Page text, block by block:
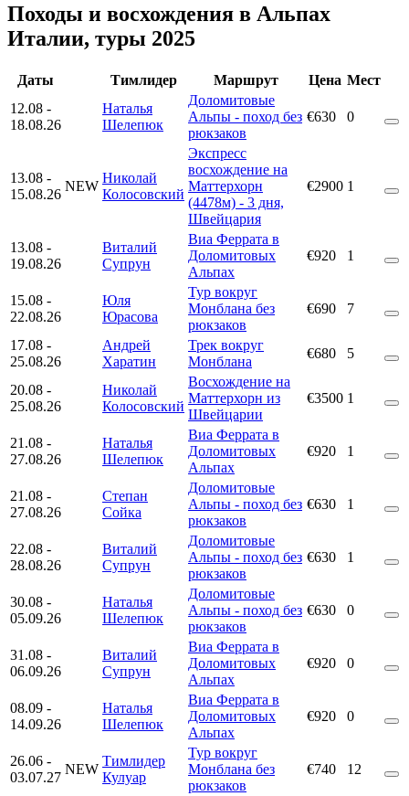
Походы и восхождения в Альпах
Италии, туры 2025
Даты Тимлидер Маршрут Цена Мест
12.08 -
18.08.26
Наталья
Шелепюк
Доломитовые
Альпы - поход без
рюкзаков
€630 0
13.08 -
15.08.26
NEW
Николай
Колосовский
Экспресс
восхождение на
Маттерхорн
(4478м) - 3 дня,
Швейцария
€2900 1
13.08 -
19.08.26
Виталий
Супрун
Виа Феррата в
Доломитовых
Альпах
€920 1
15.08 -
22.08.26
Юля
Юрасова
Тур вокруг
Монблана без
рюкзаков
€690 7
17.08 -
25.08.26
Андрей
Харатин
Трек вокруг
Монблана
€680 5
20.08 -
25.08.26
Николай
Колосовский
Восхождение на
Маттерхорн из
Швейцарии
€3500 1
21.08 -
27.08.26
Наталья
Шелепюк
Виа Феррата в
Доломитовых
Альпах
€920 1
21.08 -
27.08.26
Степан
Сойка
Доломитовые
Альпы - поход без
рюкзаков
€630 1
22.08 -
28.08.26
Виталий
Супрун
Доломитовые
Альпы - поход без
рюкзаков
€630 1
30.08 -
05.09.26
Наталья
Шелепюк
Доломитовые
Альпы - поход без
рюкзаков
€630 0
31.08 -
06.09.26
Виталий
Супрун
Виа Феррата в
Доломитовых
Альпах
€920 0
08.09 -
14.09.26
Наталья
Шелепюк
Виа Феррата в
Доломитовых
Альпах
€920 0
26.06 -
03.07.27
NEW
Тимлидер
Кулуар
Тур вокруг
Монблана без
рюкзаков
€740 12